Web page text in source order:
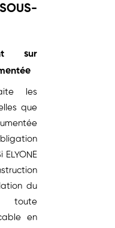
sur
les
que
du
toute
en